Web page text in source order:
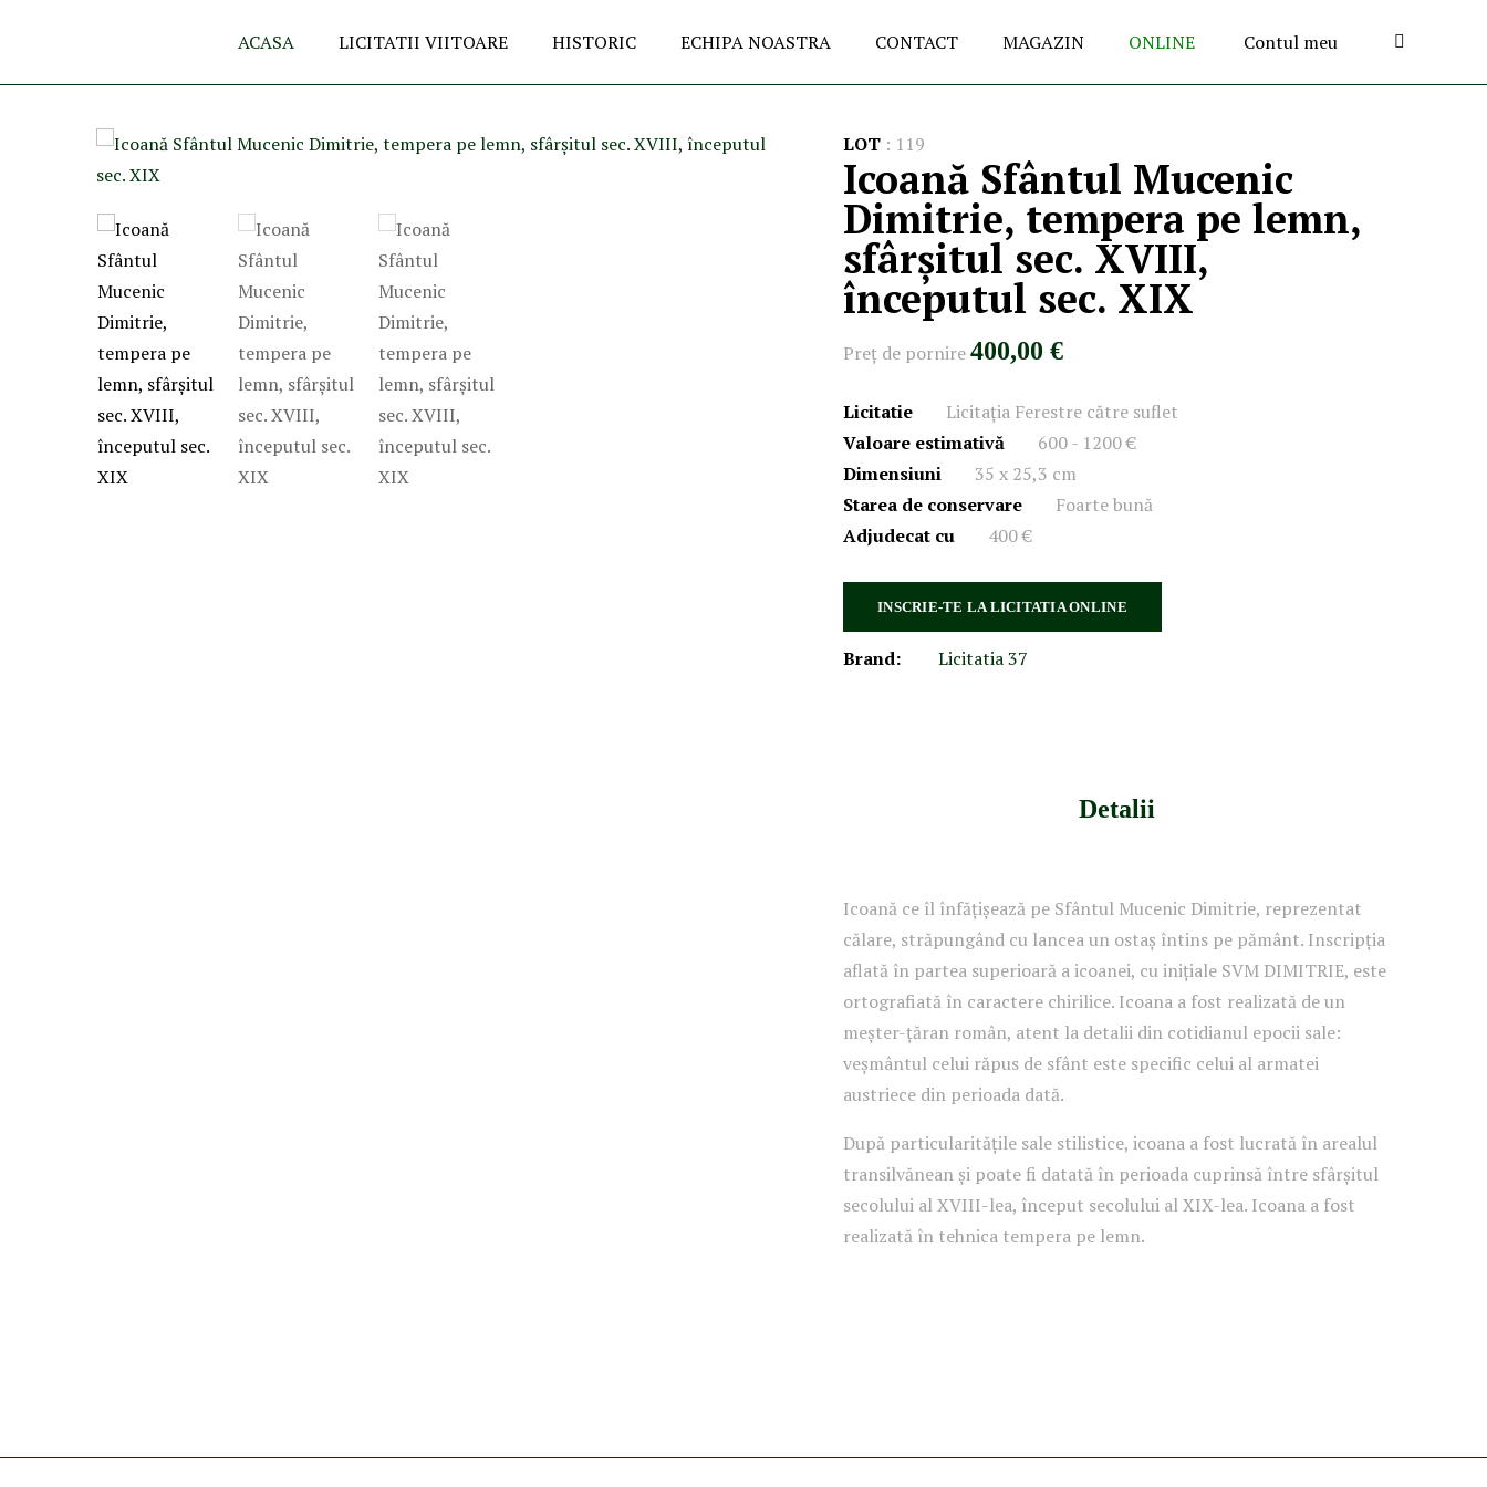
ACASA LICITATII VIITOARE HISTORIC ECHIPA NOASTRA CONTACT MAGAZIN ONLINE Contul meu
LOT : 119
Icoană Sfântul Mucenic
Dimitrie, tempera pe lemn,
sfârșitul sec. XVIII,
începutul sec. XIX
Preţ de pornire400,00 €
Licitatie
Licitația Ferestre către suflet
Valoare estimativă
600 - 1200 €
Dimensiuni
35 x 25,3 cm
Starea de conservare
Foarte bună
Adjudecat cu
400 €
INSCRIE-TE LA LICITATIA ONLINE
Brand: Licitatia 37
Detalii
Icoană ce îl înfățișează pe Sfântul Mucenic Dimitrie, reprezentat
călare, străpungând cu lancea un ostaș întins pe pământ. Inscripția
aflată în partea superioară a icoanei, cu inițiale SVM DIMITRIE, este
ortografiată în caractere chirilice. Icoana a fost realizată de un
meșter-țăran român, atent la detalii din cotidianul epocii sale:
veșmântul celui răpus de sfânt este specific celui al armatei
austriece din perioada dată.
După particularitățile sale stilistice, icoana a fost lucrată în arealul
transilvănean și poate fi datată în perioada cuprinsă între sfârșitul
secolului al XVIII-lea, început secolului al XIX-lea. Icoana a fost
realizată în tehnica tempera pe lemn.